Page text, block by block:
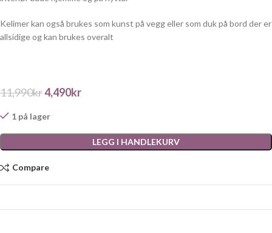
Kelimer kan også brukes som kunst på vegg eller som duk på bord der er
allsidige og kan brukes overalt
11,990kr4,490kr
1 på lager
LEGG I HANDLEKURV
Compare